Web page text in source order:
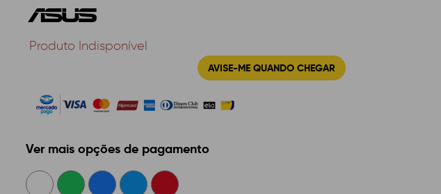
AVISE-ME QUANDO CHEGAR
Produto Indisponível
Ver mais opções de pagamento